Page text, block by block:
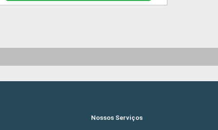
Nossos Serviços